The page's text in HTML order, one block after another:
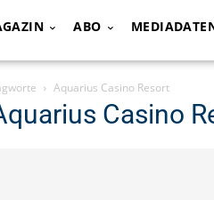
ABO
Aquarius Casino Resort
Casino